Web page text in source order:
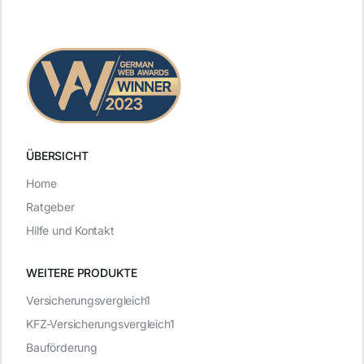
ÜBERSICHT
WEITERE PRODUKTE
Versicherungsvergleich1
KFZ-Versicherungsvergleich1
Bauförderung
Home
Ratgeber
Hilfe und Kontakt